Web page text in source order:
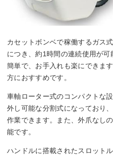
カセットボンベで稼働するガス
につき、約1時間の連続使用が
簡単で、お手入れも楽にできま
方におすすめです。
車軸ローター式のコンパクトな
外し可能な分割式になっており
作業できます。また、外爪なし
能です。
ハンドルに搭載されたスロット